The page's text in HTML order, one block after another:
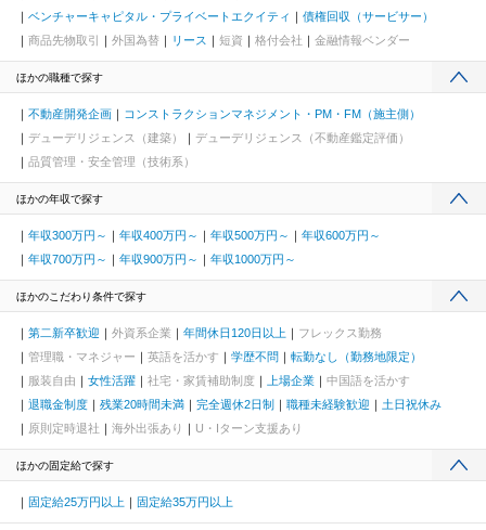
ベンチャーキャピタル・プライベートエクイティ
債権回収（サービサー）
商品先物取引
外国為替 リース 短資 格付会社 金融情報ベンダー
ほかの職種で探す
不動産開発企画
コンストラクションマネジメント・PM・FM（施主側）
デューデリジェンス（建築）
デューデリジェンス（不動産鑑定評価）
品質管理・安全管理（技術系）
ほかの年収で探す
年収300万円～ 年収400万円～ 年収500万円～
年収600万円～
年収700万円～
年収900万円～ 年収1000万円～
ほかのこだわり条件で探す
第二新卒歓迎 外資系企業 年間休日120日以上
フレックス勤務
管理職・マネジャー
英語を活かす 学歴不問
転勤なし（勤務地限定）
服装自由
女性活躍 社宅・家賃補助制度 上場企業
中国語を活かす
退職金制度
残業20時間未満 完全週休2日制 職種未経験歓迎
土日祝休み
原則定時退社
海外出張あり U・Iターン支援あり
ほかの固定給で探す
固定給25万円以上 固定給35万円以上